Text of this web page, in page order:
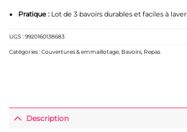
Pratique :Lot de 3 bavoirs durables et faciles à laver
UGS :9920160138683
Catégories :Couvertures & emmaillotage Bavoirs Repas
Description